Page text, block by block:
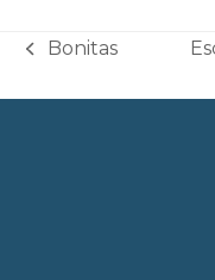
previous
post:
Bonitas